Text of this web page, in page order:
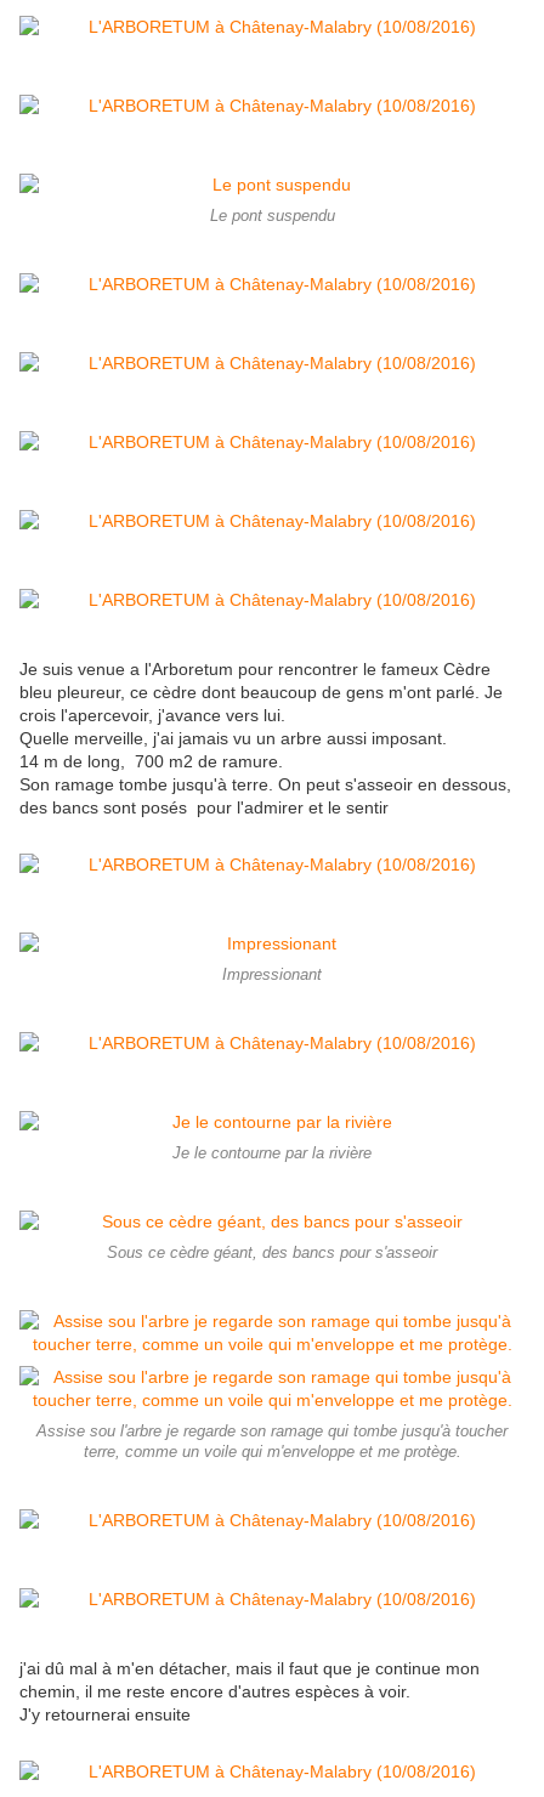
Le pont suspendu
Je suis venue a l'Arboretum pour rencontrer le fameux Cèdre
bleu pleureur, ce cèdre dont beaucoup de gens m'ont parlé. Je
crois l'apercevoir, j'avance vers lui.
Quelle merveille, j'ai jamais vu un arbre aussi imposant.
14 m de long, 700 m2 de ramure.
Son ramage tombe jusqu'à terre. On peut s'asseoir en dessous,
des bancs sont posés pour l'admirer et le sentir
Impressionant
Je le contourne par la rivière
Sous ce cèdre géant, des bancs pour s'asseoir
Assise sou l'arbre je regarde son ramage qui tombe jusqu'à toucher
terre, comme un voile qui m'enveloppe et me protège.
j'ai dû mal à m'en détacher, mais il faut que je continue mon
chemin, il me reste encore d'autres espèces à voir.
J'y retournerai ensuite